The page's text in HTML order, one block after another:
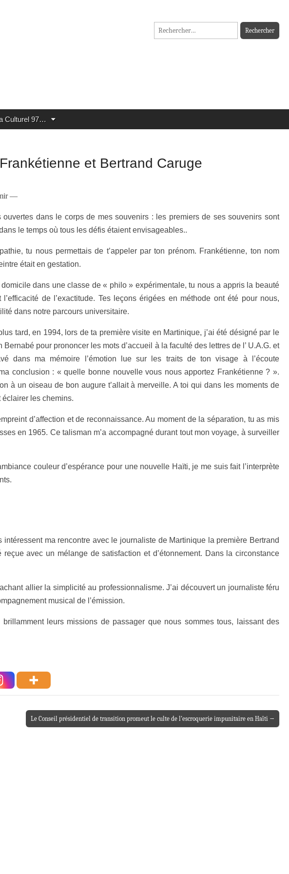
Rechercher :
Culturel 97…
et Bertrand Caruge
—
ouvertes dans le corps de mes souvenirs : les premiers de ses souvenirs sont
le temps où tous les défis étaient envisageables..
tu nous permettais de t’appeler par ton prénom. Frankétienne, ton nom
était en gestation.
dans une classe de « philo » expérimentale, tu nous a appris la beauté
de l’exactitude. Tes leçons érigées en méthode ont été pour nous,
dans notre parcours universitaire.
tard, en 1994, lors de ta première visite en Martinique, j’ai été désigné par le
Bernabé pour prononcer les mots d’accueil à la faculté des lettres de l’ U.A.G. et
dans ma mémoire l’émotion lue sur les traits de ton visage à l’écoute
conclusion : « quelle bonne nouvelle vous nous apportez Frankétienne ? ».
à un oiseau de bon augure t’allait à merveille. A toi qui dans les moments de
éclairer les chemins.
d’affection et de reconnaissance. Au moment de la séparation, tu as mis
en 1965. Ce talisman m’a accompagné durant tout mon voyage, à surveiller
couleur d’espérance pour une nouvelle Haïti, je me suis fait l’interprète
ma rencontre avec le journaliste de Martinique la première Bertrand
avec un mélange de satisfaction et d’étonnement. Dans la circonstance
allier la simplicité au professionnalisme. J’ai découvert un journaliste féru
musical de l’émission.
leurs missions de passager que nous sommes tous, laissant des
Le Conseil présidentiel de transition promeut le culte de l’escroquerie impunitaire en Haïti →